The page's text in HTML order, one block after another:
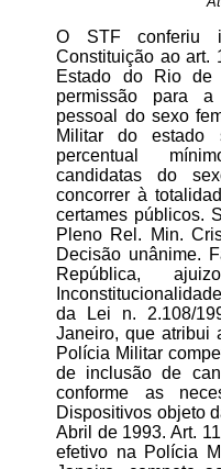
O STF conferiu
Constituição ao art.
Estado do Rio
permissão para
pessoal do sexo
Militar do estado
percentual
candidatas do
concorrer à
certames públicos.
Pleno Rel. Min.
Decisão unânime.
República,
da Lei n. 2.108/
Janeiro, que atribui
Polícia Militar
de inclusão de
conforme as
Dispositivos objeto
Abril de 1993. Art.
efetivo na Polícia